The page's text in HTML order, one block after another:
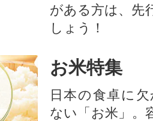
がある方は、先
しょう！
お米特集
日本の食卓に
ない「お米」。